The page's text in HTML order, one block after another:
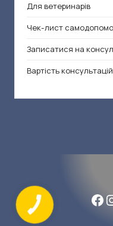
Для ветеринарів
Чек-лист
Записатися на
Вартість консультацій
КНОПКА
ЗВ'ЯЗКУ